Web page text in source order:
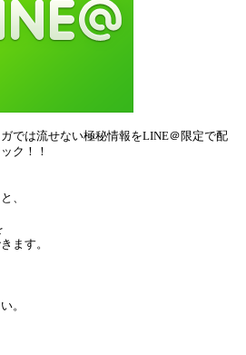
では流せない極秘情報をLINE＠限定で配
ク！！
、
ます。
。